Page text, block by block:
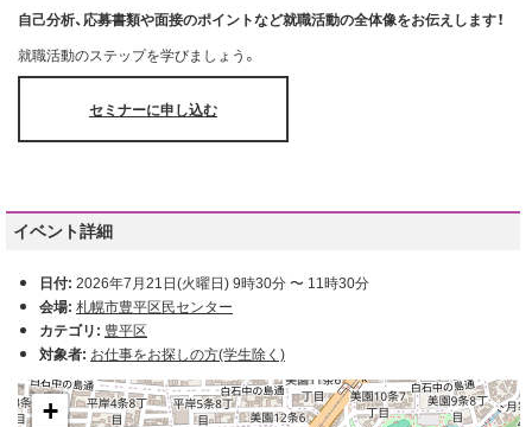
自己分析、応募書類や面接のポイントなど就職活動の全体像をお伝えします！
就職活動のステップを学びましょう。
セミナーに申し込む
イベント詳細
日付: 2026年7月21日(火曜日) 9時30分〜 11時30分
会場: 札幌市豊平区民センター
カテゴリ: 豊平区
対象者: お仕事をお探しの方(学生除く)
+